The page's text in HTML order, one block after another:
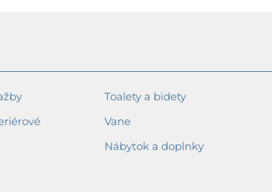
Toalety a bidety
Vane
Nábytok a doplnky